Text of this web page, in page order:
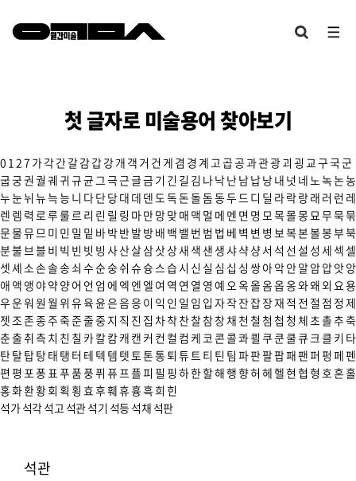
첫 글자로 미술용어 찾아보기
0 1 27 가각간갈감갑강개 객 거 건 게 겸 경 계 고 곱공과관광괴 굉 교 구국군
굽궁권 궐 궤귀 규균그극근글금기 긴 길 김 나낙난남납낭내 넛 네 노 녹논농
누눈뉘 뉴늑능 니 다단당대 데 덴 도 독돈돌돔동두 드 디 딜 라락랑래 러 런 레
렌 렘 력 로 루룰 르 리 린 릴 링 마만망맞매 맥 멀 메 멘 면 명 모 목몰몽 묘 무묵묶
문물뮤 므 미 민 밀 밑 바박반발방배 백 밸 번 범 법 베 벽 변 병 보 복본볼봉부북
분불 브 블 비 빅 빈 빗 빙 사산살삼삿상새 색 샌 생샤샥샹서 석 선 설 성 세 섹 셀
셋셰 소손솔송쇠 수순숭쉬 슈슝 스습 시 신 실 심 십 싱 쌍아악안알암압앗앙
애 액 앵 야약양어 언 엄 에 엑 엔 엘 여 역 연 열 영 예 오 옥올옴옵옹와왜 외 요 용
우운워 원 월 위 유육윤은음응 이 익 인 일 임 입 자작잔잡장재 적 전 절 점 정 제
젯 조존종주죽준줄중 지 직 진 집 차착찬찰참창채 천 철 첨 첩 청 체 초촐추축
춘출취 측 치 친 칠 카칼캄캐 캔 커 컨 컬 컴 케 코 콘콜콰쾰 쿠쿤쿨큐 크 클 키 타
탄탈탑탕태 탱 터 테 텍 템 텟 토 톤통퇴 튜 트 티 틴 팀 파판팔팝패팬퍼 펑 페펜
편 평 포 퐁 표 푸품풍퓌 퓨 프 플피 필 핑 하한할해행향허 헤헬현 협 형 호혼홀
홍화환황회 획 횡 효후훼휴흉흑희 힌
석가 석각석고 석관석기 석등 석채 석판
석관